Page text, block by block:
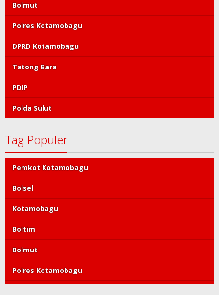
Bolmut
Polres Kotamobagu
DPRD Kotamobagu
Tatong Bara
PDIP
Polda Sulut
Tag Populer
Pemkot Kotamobagu
Bolsel
Kotamobagu
Boltim
Bolmut
Polres Kotamobagu